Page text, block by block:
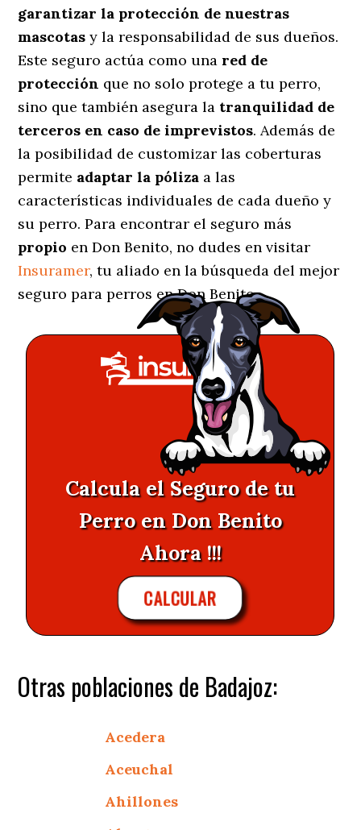
garantizar la protección de nuestras
mascotas y la responsabilidad de sus dueños.
Este seguro actúa como una red de
protección que no solo protege a tu perro,
sino que también asegura la tranquilidad de
terceros en caso de imprevistos. Además de
la posibilidad de customizar las coberturas
permite adaptar la póliza a las
características individuales de cada dueño y
su perro. Para encontrar el seguro más
propio en Don Benito, no dudes en visitar
Insuramer, tu aliado en la búsqueda del mejor
seguro para perros en Don Benito.
Calcula el Seguro de tu
Perro en Don Benito
Ahora !!!
CALCULAR
Otras poblaciones de Badajoz:
Acedera
Aceuchal
Ahillones